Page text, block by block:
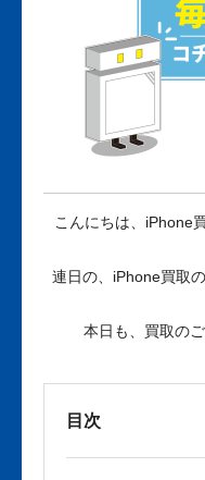
こんにちは、iPhone
連日の、iPhone買取
本日も、買取の
目次